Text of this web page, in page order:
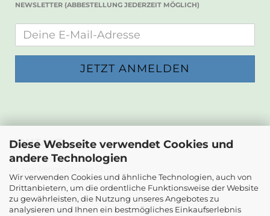
Diese Webseite verwendet Cookies und
andere Technologien
Wir verwenden Cookies und ähnliche Technologien, auch von
Drittanbietern, um die ordentliche Funktionsweise der Website
zu gewährleisten, die Nutzung unseres Angebotes zu
analysieren und Ihnen ein bestmögliches Einkaufserlebnis
NEWSLETTER (ABBESTELLUNG JEDERZEIT MÖGLICH)
KONTAKT
Die Papierwerkstatt
2232 Deutsch-Wagram
Email: info@diepapierwerkstatt.at
Tel. +43 664 5261978